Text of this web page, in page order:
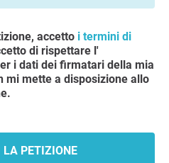
accetto i termini di
di rispettare l'
i dati dei firmatari della mia
mi mette a disposizione allo
LA PETIZIONE